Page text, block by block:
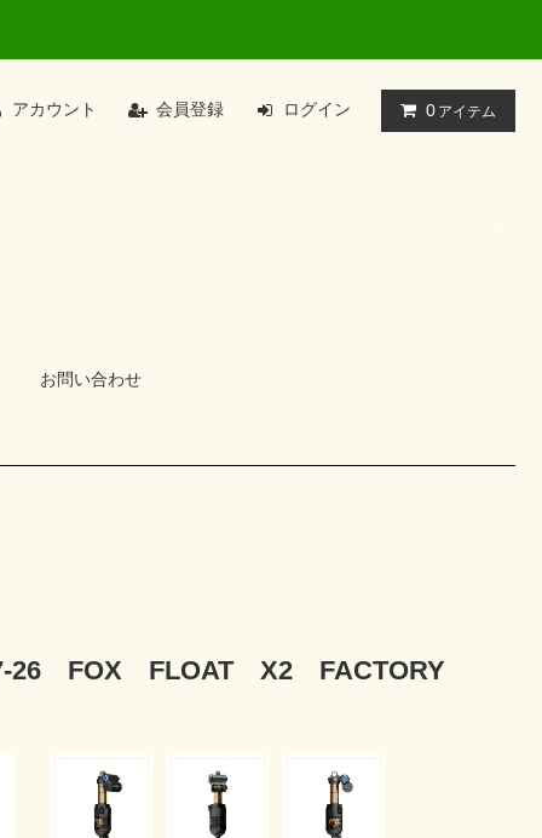
アカウント 会員登録 ログイン 0 アイテム
お問い合わせ
26 FOX FLOAT X2 FACTORY